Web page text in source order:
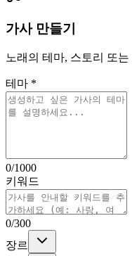
가사 만들기
노래의 테마, 스토리 또
테마 *
0/1000
키워드
0/300
장르